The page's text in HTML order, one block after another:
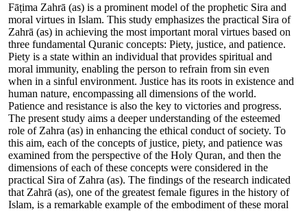
Fāṭima Zahrā (as) is a prominent model of the prophetic Sira and
moral virtues in Islam. This study emphasizes the practical Sira of
Zahrā (as) in achieving the most important moral virtues based on
three fundamental Quranic concepts: Piety, justice, and patience.
Piety is a state within an individual that provides spiritual and
moral immunity, enabling the person to refrain from sin even
when in a sinful environment. Justice has its roots in existence and
human nature, encompassing all dimensions of the world.
Patience and resistance is also the key to victories and progress.
The present study aims a deeper understanding of the esteemed
role of Zahra (as) in enhancing the ethical conduct of society. To
this aim, each of the concepts of justice, piety, and patience was
examined from the perspective of the Holy Quran, and then the
dimensions of each of these concepts were considered in the
practical Sira of Zahra (as). The findings of the research indicated
that Zahrā (as), one of the greatest female figures in the history of
Islam, is a remarkable example of the embodiment of these moral